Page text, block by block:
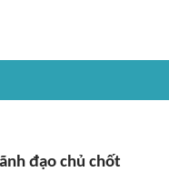
đạo chủ chốt